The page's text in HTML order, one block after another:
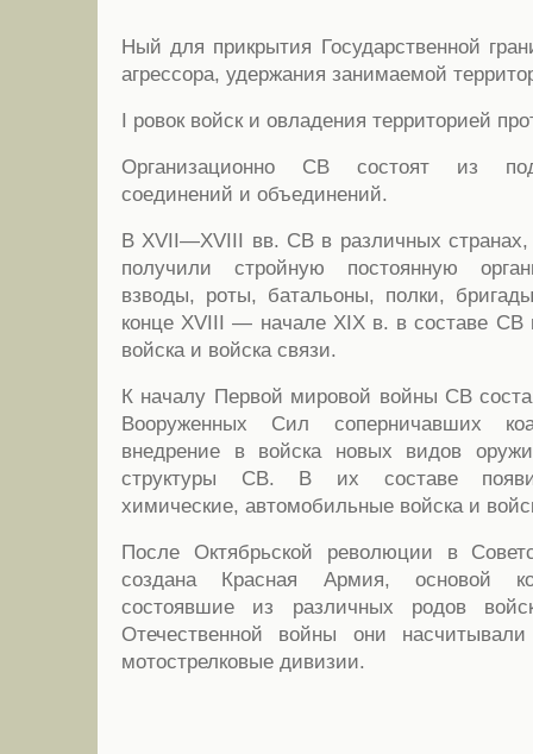
Ный для прикрытия Государственной
агрессора, удержания занимаемой
I ровок войск и овладения территорией
Организационно СВ состоят из
соединений и объединений.
В XVII—XVIII вв. СВ в различных
получили стройную постоянную
взводы, роты, батальоны, полки,
конце XVIII — начале XIX в. в составе СВ
войска и войска связи.
К началу Первой мировой войны СВ
Вооруженных Сил соперничавших
внедрение в войска новых видов
структуры СВ. В их составе
химические, автомобильные войска и
После Октябрьской революции в
создана Красная Армия, основой
состоявшие из различных родов
Отечественной войны они
мотострелковые дивизии.